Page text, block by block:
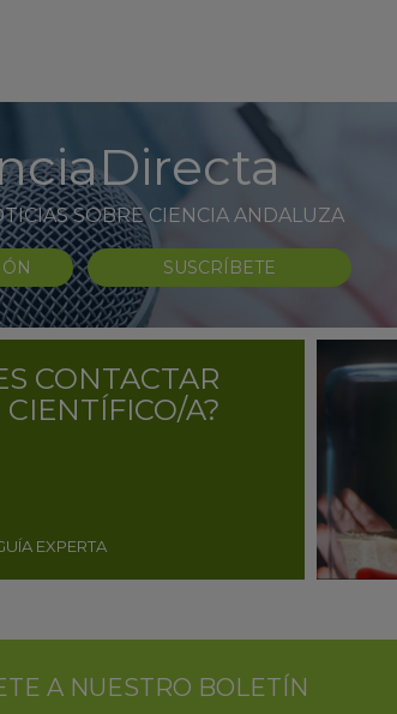
SOBRE CIENCIA ANDALUZA
SUSCRÍBETE
CONTACTAR
A?
EXPERTA
A NUESTRO BOLETÍN